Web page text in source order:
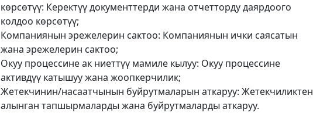
көрсөтүү: Керектүү документтерди жана отчетторду даярдоого
колдоо көрсөтүү;
Компаниянын эрежелерин сактоо: Компаниянын ички саясатын
жана эрежелерин сактоо;
Окуу процессине ак ниеттүү мамиле кылуу: Окуу процессине
активдүү катышуу жана жоопкерчилик;
Жетекчинин/насаатчынын буйрутмаларын аткаруу: Жетекчиликтен
алынган тапшырмаларды жана буйрутмаларды аткаруу.